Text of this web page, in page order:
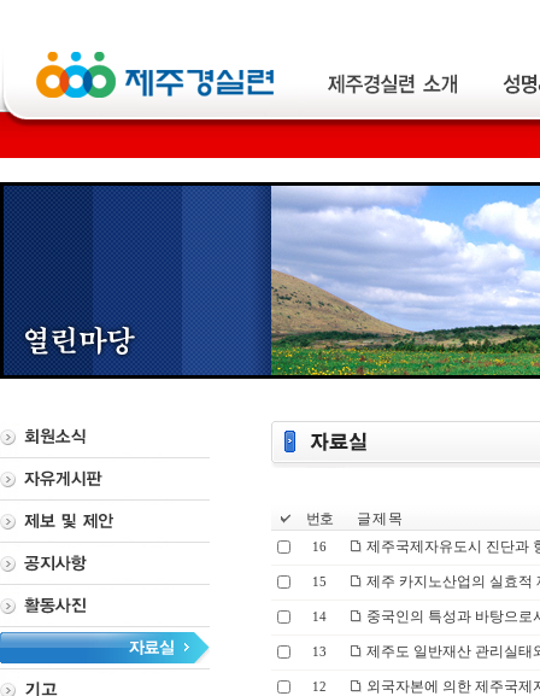
번호 글 제 목
16 제주국제자유도시 진단과
15 제주 카지노산업의 실효적
14 중국인의 특성과 바탕으로
13 제주도 일반재산 관리실태
12 외국자본에 의한 제주국제